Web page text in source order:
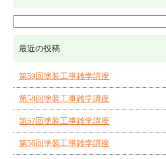
最近の投稿
第59回塗装工事雑学講座
第58回塗装工事雑学講座
第57回塗装工事雑学講座
第56回塗装工事雑学講座